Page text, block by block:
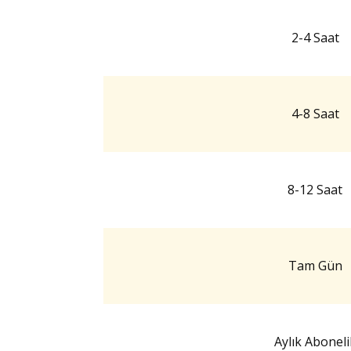
2-4 Saat
4-8 Saat
8-12 Saat
Tam Gün
Aylık